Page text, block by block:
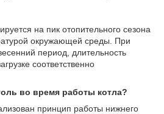
на пик отопительного сезона
окружающей среды. При
период, длительность
соответственно
во время работы котла?
принцип работы нижнего